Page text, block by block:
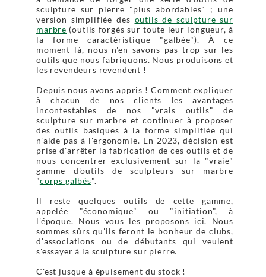
sculpture sur pierre "plus abordables" ; une
version simplifiée des outils de sculpture sur
marbre (outils forgés sur toute leur longueur, à
la forme caractéristique "galbée"). À ce
moment là, nous n'en savons pas trop sur les
outils que nous fabriquons. Nous produisons et
les revendeurs revendent !
Depuis nous avons appris ! Comment expliquer
à chacun de nos clients les avantages
incontestables de nos "vrais outils" de
sculpture sur marbre et continuer à proposer
des outils basiques à la forme simplifiée qui
n'aide pas à l'ergonomie. En 2023, décision est
prise d'arrêter la fabrication de ces outils et de
nous concentrer exclusivement sur la "vraie"
gamme d'outils de sculpteurs sur marbre
"corps galbés".
Il reste quelques outils de cette gamme,
appelée "économique" ou "initiation", à
l'époque. Nous vous les proposons ici. Nous
sommes sûrs qu'ils feront le bonheur de clubs,
d'associations ou de débutants qui veulent
s'essayer à la sculpture sur pierre.
C'est jusque à épuisement du stock !